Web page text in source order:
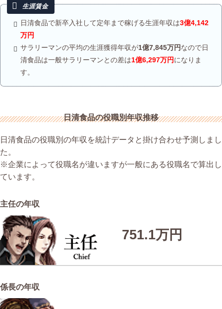
日清食品で新卒入社して定年まで稼げる生涯年収は3億4,142
万円
サラリーマンの平均の生涯獲得年収が1億7,845万円なので日
清食品は一般サラリーマンとの差は1億6,297万円になりま
す。
日清食品の役職別年収推移
日清食品の役職別の年収を統計データと掛け合わせ予測しまし
た。
※企業によって役職名が違いますが一般にある役職名で算出し
ています。
主任の年収
751.1万円
係長の年収